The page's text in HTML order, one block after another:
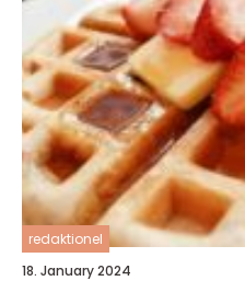
redaktionel
18. January 2024